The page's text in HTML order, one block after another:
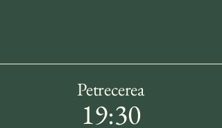
Petrecerea
19:30